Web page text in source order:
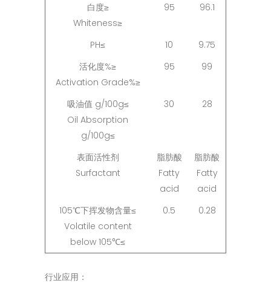
白度≥
Whiteness≥
95 96.1
PH≤ 10
9.75
活化度%≥
Activation Grade%≥
95 99
吸油值 g/100g≤
Oil Absorption
g/100g≤
30 28
表面活性剂
Surfactant
脂肪酸
Fatty
acid
脂肪酸
Fatty
acid
105℃下挥发物含量≤
Volatile content
below 105℃≤
0.5 0.28
行业应用：